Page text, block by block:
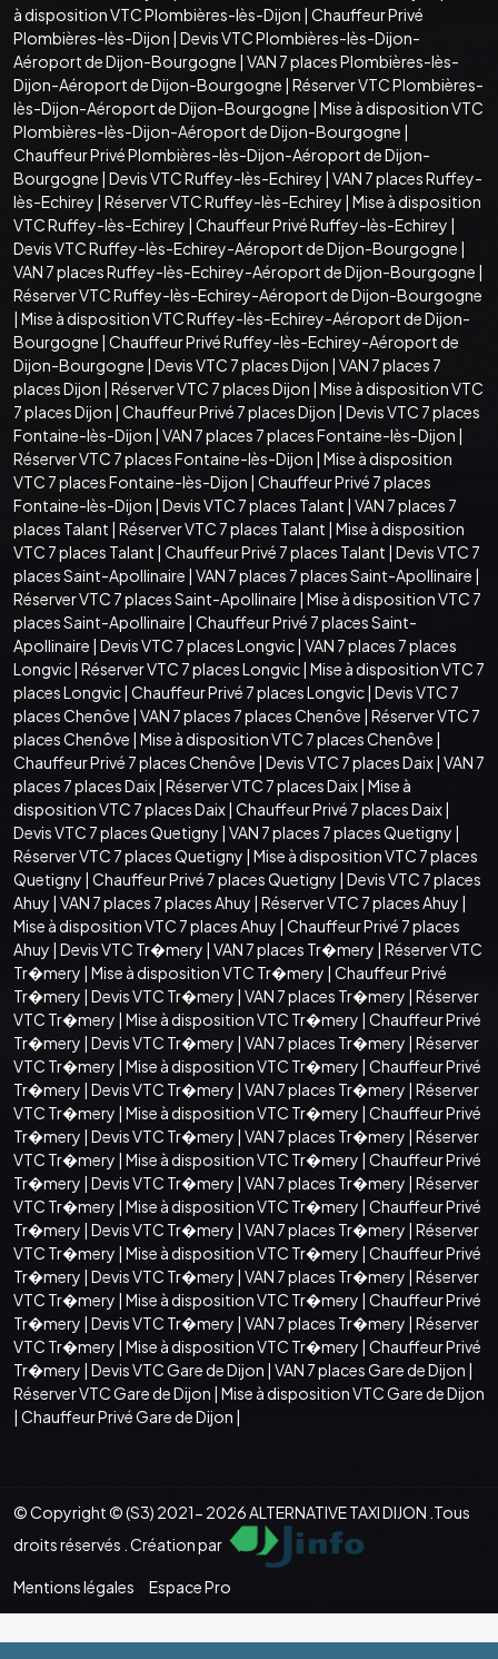
à disposition VTC Plombières-lès-Dijon | Chauffeur Privé
Plombières-lès-Dijon | Devis VTC Plombières-lès-Dijon-
Aéroport de Dijon-Bourgogne | VAN 7 places Plombières-lès-
Dijon-Aéroport de Dijon-Bourgogne | Réserver VTC Plombières-
lès-Dijon-Aéroport de Dijon-Bourgogne | Mise à disposition VTC
Plombières-lès-Dijon-Aéroport de Dijon-Bourgogne |
Chauffeur Privé Plombières-lès-Dijon-Aéroport de Dijon-
Bourgogne | Devis VTC Ruffey-lès-Echirey | VAN 7 places Ruffey-
lès-Echirey | Réserver VTC Ruffey-lès-Echirey | Mise à disposition
VTC Ruffey-lès-Echirey | Chauffeur Privé Ruffey-lès-Echirey |
Devis VTC Ruffey-lès-Echirey-Aéroport de Dijon-Bourgogne |
VAN 7 places Ruffey-lès-Echirey-Aéroport de Dijon-Bourgogne |
Réserver VTC Ruffey-lès-Echirey-Aéroport de Dijon-Bourgogne
| Mise à disposition VTC Ruffey-lès-Echirey-Aéroport de Dijon-
Bourgogne | Chauffeur Privé Ruffey-lès-Echirey-Aéroport de
Dijon-Bourgogne | Devis VTC 7 places Dijon | VAN 7 places 7
places Dijon | Réserver VTC 7 places Dijon | Mise à disposition VTC
7 places Dijon | Chauffeur Privé 7 places Dijon | Devis VTC 7 places
Fontaine-lès-Dijon | VAN 7 places 7 places Fontaine-lès-Dijon |
Réserver VTC 7 places Fontaine-lès-Dijon | Mise à disposition
VTC 7 places Fontaine-lès-Dijon | Chauffeur Privé 7 places
Fontaine-lès-Dijon | Devis VTC 7 places Talant | VAN 7 places 7
places Talant | Réserver VTC 7 places Talant | Mise à disposition
VTC 7 places Talant | Chauffeur Privé 7 places Talant | Devis VTC 7
places Saint-Apollinaire | VAN 7 places 7 places Saint-Apollinaire |
Réserver VTC 7 places Saint-Apollinaire | Mise à disposition VTC 7
places Saint-Apollinaire | Chauffeur Privé 7 places Saint-
Apollinaire | Devis VTC 7 places Longvic| VAN 7 places 7 places
Longvic| Réserver VTC 7 places Longvic| Mise à disposition VTC 7
places Longvic| Chauffeur Privé 7 places Longvic| Devis VTC 7
places Chenôve | VAN 7 places 7 places Chenôve | Réserver VTC 7
places Chenôve | Mise à disposition VTC 7 places Chenôve |
Chauffeur Privé 7 places Chenôve | Devis VTC 7 places Daix| VAN 7
places 7 places Daix| Réserver VTC 7 places Daix| Mise à
disposition VTC 7 places Daix| Chauffeur Privé 7 places Daix|
Devis VTC 7 places Quetigny | VAN 7 places 7 places Quetigny |
Réserver VTC 7 places Quetigny | Mise à disposition VTC 7 places
Quetigny | Chauffeur Privé 7 places Quetigny | Devis VTC 7 places
Ahuy | VAN 7 places 7 places Ahuy | Réserver VTC 7 places Ahuy |
Mise à disposition VTC 7 places Ahuy | Chauffeur Privé 7 places
Ahuy | Devis VTC Tr�mery | VAN 7 places Tr�mery | Réserver VTC
Tr�mery | Mise à disposition VTC Tr�mery | Chauffeur Privé
Tr�mery | Devis VTC Tr�mery | VAN 7 places Tr�mery | Réserver
VTC Tr�mery | Mise à disposition VTC Tr�mery | Chauffeur Privé
Tr�mery | Devis VTC Tr�mery | VAN 7 places Tr�mery | Réserver
VTC Tr�mery | Mise à disposition VTC Tr�mery | Chauffeur Privé
Tr�mery | Devis VTC Tr�mery | VAN 7 places Tr�mery | Réserver
VTC Tr�mery | Mise à disposition VTC Tr�mery | Chauffeur Privé
Tr�mery | Devis VTC Tr�mery | VAN 7 places Tr�mery | Réserver
VTC Tr�mery | Mise à disposition VTC Tr�mery | Chauffeur Privé
Tr�mery | Devis VTC Tr�mery | VAN 7 places Tr�mery | Réserver
VTC Tr�mery | Mise à disposition VTC Tr�mery | Chauffeur Privé
Tr�mery | Devis VTC Tr�mery | VAN 7 places Tr�mery | Réserver
VTC Tr�mery | Mise à disposition VTC Tr�mery | Chauffeur Privé
Tr�mery | Devis VTC Tr�mery | VAN 7 places Tr�mery | Réserver
VTC Tr�mery | Mise à disposition VTC Tr�mery | Chauffeur Privé
Tr�mery | Devis VTC Tr�mery | VAN 7 places Tr�mery | Réserver
VTC Tr�mery | Mise à disposition VTC Tr�mery | Chauffeur Privé
Tr�mery | Devis VTC Gare de Dijon | VAN 7 places Gare de Dijon |
Réserver VTC Gare de Dijon | Mise à disposition VTC Gare de Dijon
| Chauffeur Privé Gare de Dijon |
© Copyright © (S3) 2021- 2026 ALTERNATIVE TAXI DIJON .Tous
droits réservés . Création par
Mentions légales Espace Pro